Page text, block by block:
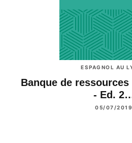
ESPAGNOL AU
Banque de
- Ed.
05/07/2019